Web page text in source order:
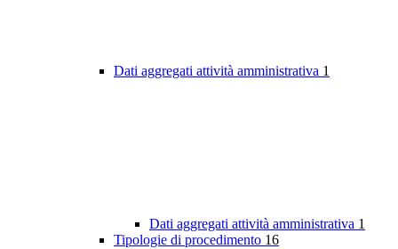
Dati aggregati attività amministrativa 1
Dati aggregati attività amministrativa 1
Tipologie di procedimento 16